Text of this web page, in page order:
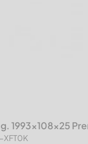
1993x108x25
XFT0K